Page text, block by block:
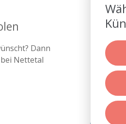
Dann
Nettetal